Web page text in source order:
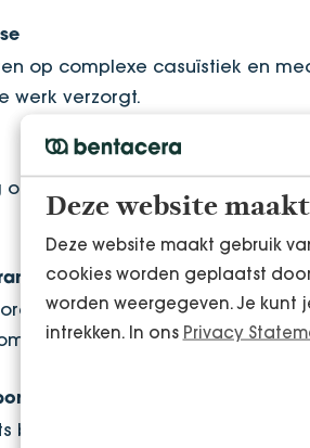
Deze website
Deze website maakt gebruik
cookies worden geplaatst
worden weergegeven. Je kunt
intrekken. In ons Privacy
op complexe casuïstiek en
werk verzorgt.
er meer structuur en
en bewaakt de kwaliteit
ingezet.
binnen de geldende richtlijnen